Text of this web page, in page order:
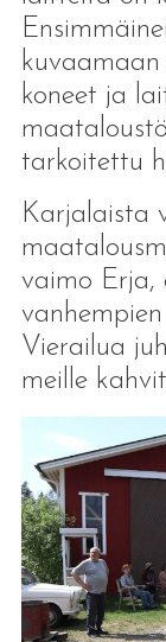
koneet ja
tarkoitettu
Karjalaista
vaimo Erja,
Vierailua
meille